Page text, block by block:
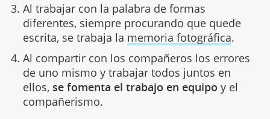
Al trabajar con la palabra de formas
diferentes, siempre procurando que quede
escrita, se trabaja la memoria fotográfica.
Al compartir con los compañeros los errores
de uno mismo y trabajar todos juntos en
ellos, se fomenta el trabajo en equipo y el
compañerismo.